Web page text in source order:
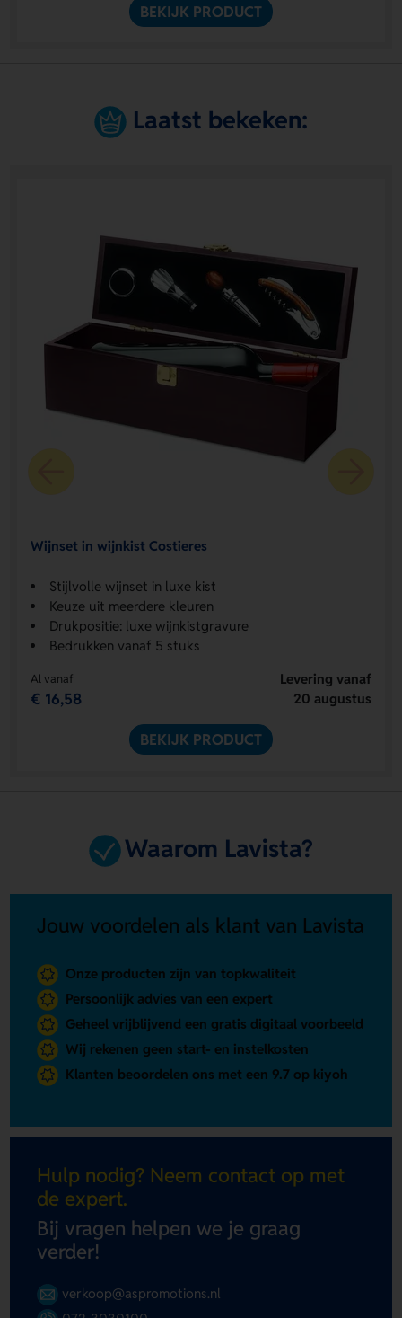
BEKIJK PRODUCT
Laatst bekeken:
Wijnset in wijnkist Costieres
Stijlvolle wijnset in luxe kist
Keuze uit meerdere kleuren
Drukpositie: luxe wijnkistgravure
Bedrukken vanaf 5 stuks
Al vanaf
€ 16,58
Levering vanaf
20 augustus
BEKIJK PRODUCT
Waarom Lavista?
Jouw voordelen als klant van Lavista
Onze producten zijn van topkwaliteit
Persoonlijk advies van een expert
Geheel vrijblijvend een gratis digitaal voorbeeld
Wij rekenen geen start- en instelkosten
Klanten beoordelen ons met een 9.7 op kiyoh
Hulp nodig? Neem contact op met
de expert.
Bij vragen helpen we je graag
verder!
verkoop@aspromotions.nl